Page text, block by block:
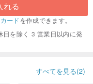
れる
ードを作成できます。
日を除く 3 営業日以内に発
すべてを見る(2)